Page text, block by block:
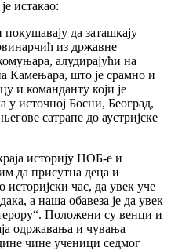
истакао:
да заташкају
из државне
алудирајући на
Камењара, што је срамно и
и команданту који је
у источној Босни, Београд,
сатрапе до аустријске
историју НОБ-е и
да присутна деца и
историјски час, да увек уче
а наша обавеза је да увек
Положени су венци и
одржавања и чувања
чине ученици седмог